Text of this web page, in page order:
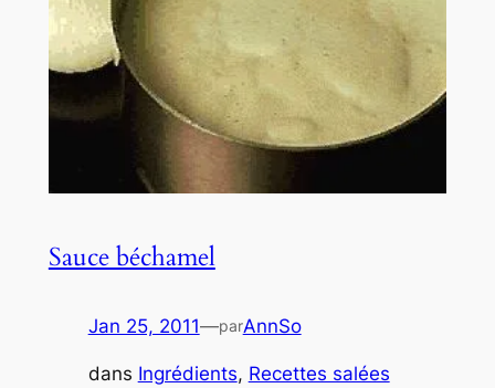
Sauce béchamel
Jan 25, 2011—parAnnSo
dans Ingrédients, Recettes salées